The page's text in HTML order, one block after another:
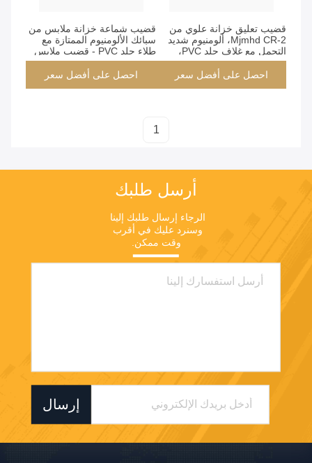
قضيب تعليق خزانة علوي من
Mjmhd CR-2، ألومنيوم شديد
التحمل مع غلاف جلد PVC،
بعرض 564 ملم، انزلاق فائق
الهدوء ومضاد للانزلاق لتنظيم
احصل على أفضل سعر
قضيب شماعة خزانة ملابس من
سبائك الألومنيوم الممتازة مع
طلاء جلد PVC - قضيب ملابس
صامت، متين وموفر للمساحة
احصل على أفضل سعر
1
أرسل طلبك
وقت ممكن.
إرسال